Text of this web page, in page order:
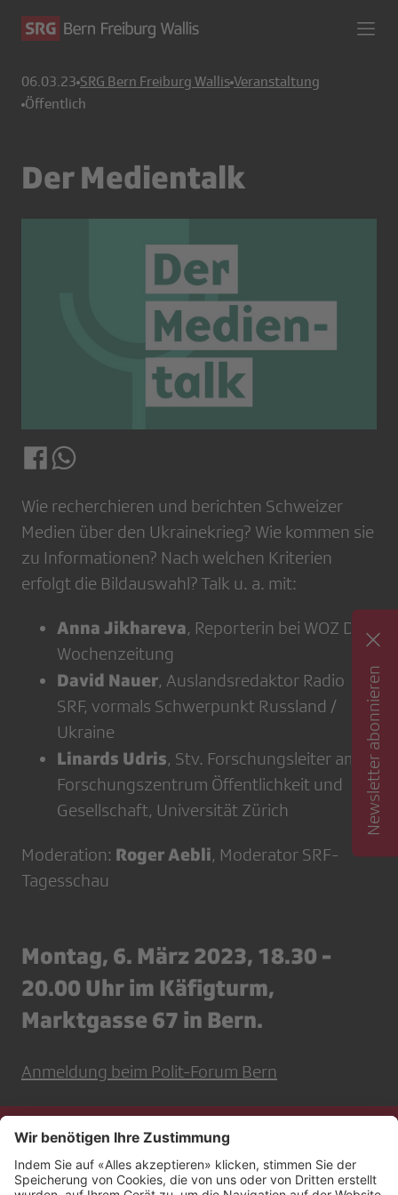
06.03.23 SRG Bern Freiburg Wallis Veranstaltung
Öffentlich
Der Medientalk
Wie recherchieren und berichten Schweizer
Medien über den Ukrainekrieg? Wie kommen sie
zu Informationen? Nach welchen Kriterien
erfolgt die Bildauswahl? Talk u. a. mit:
Anna Jikhareva, Reporterin bei WOZ Die
Wochenzeitung
David Nauer, Auslandsredaktor Radio
SRF, vormals Schwerpunkt Russland /
Ukraine
Linards Udris, Stv. Forschungsleiter am
Forschungszentrum Öffentlichkeit und
Gesellschaft, Universität Zürich
Moderation: Roger Aebli, Moderator SRF-
Tagesschau
Montag, 6. März 2023, 18.30 -
20.00 Uhr im Käfigturm,
Marktgasse 67 in Bern.
Anmeldung beim Polit-Forum Bern
Newsletter abonnieren
Kontakt